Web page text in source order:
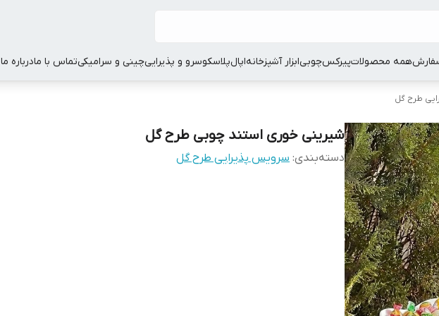
همه محصولاتپیرکسچوبیابزار آشپزخانهاپالپلاسکوسرو و پذیراییچینی و سرامیکیتماس با مادرباره ما
طرح گل
شیرینی خوری استند چوبی طرح گل
دسته‌بندی: سرویس پذیرایی طرح گل